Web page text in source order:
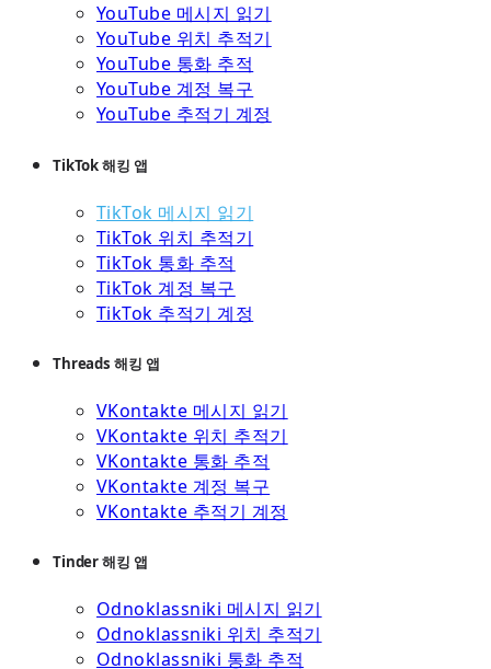
YouTube 메시지 읽기
YouTube 위치 추적기
YouTube 통화 추적
YouTube 계정 복구
YouTube 추적기 계정
TikTok 해킹 앱
TikTok 메시지 읽기
TikTok 위치 추적기
TikTok 통화 추적
TikTok 계정 복구
TikTok 추적기 계정
Threads 해킹 앱
VKontakte 메시지 읽기
VKontakte 위치 추적기
VKontakte 통화 추적
VKontakte 계정 복구
VKontakte 추적기 계정
Tinder 해킹 앱
Odnoklassniki 메시지 읽기
Odnoklassniki 위치 추적기
Odnoklassniki 통화 추적